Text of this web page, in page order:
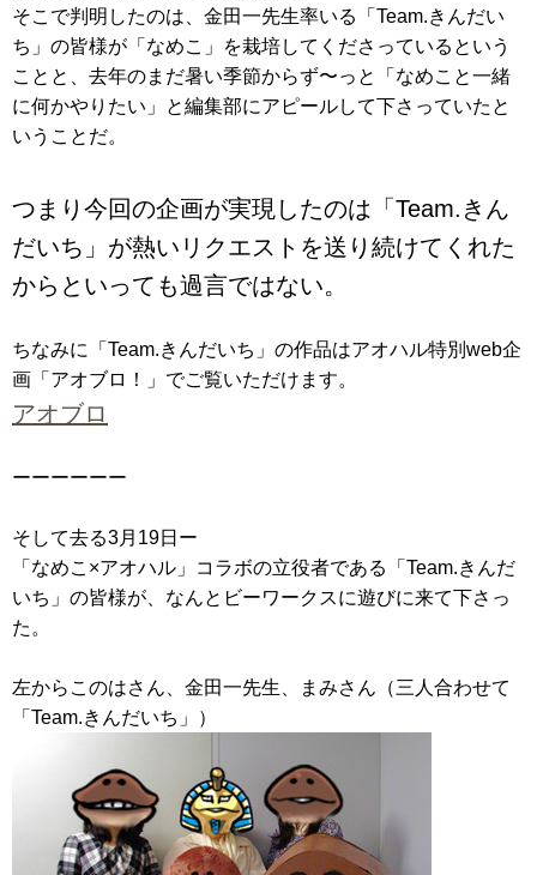
そこで判明したのは、金田一先生率いる「Team.きんだい
ち」の皆様が「なめこ」を栽培してくださっているという
ことと、去年のまだ暑い季節からず〜っと「なめこと一緒
に何かやりたい」と編集部にアピールして下さっていたと
いうことだ。
つまり今回の企画が実現したのは「Team.きん
だいち」が熱いリクエストを送り続けてくれた
からといっても過言ではない。
ちなみに「Team.きんだいち」の作品はアオハル特別web企
画「アオブロ！」でご覧いただけます。
アオブロ
ーーーーーー
そして去る3月19日ー
「なめこ×アオハル」コラボの立役者である「Team.きんだ
いち」の皆様が、なんとビーワークスに遊びに来て下さっ
た。
左からこのはさん、金田一先生、まみさん（三人合わせて
「Team.きんだいち」）